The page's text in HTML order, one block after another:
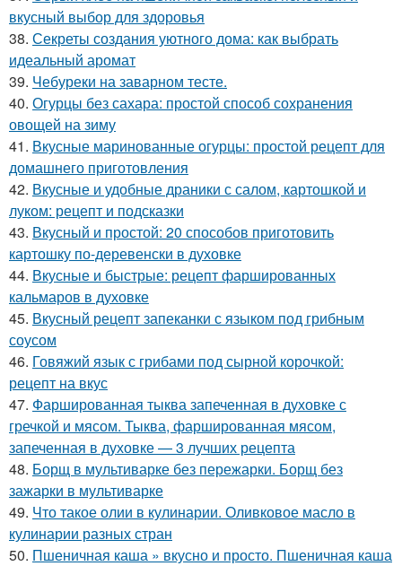
вкусный выбор для здоровья
38. Секреты создания уютного дома: как выбрать
идеальный аромат
39. Чебуреки на заварном тесте.
40. Огурцы без сахара: простой способ сохранения
овощей на зиму
41. Вкусные маринованные огурцы: простой рецепт для
домашнего приготовления
42. Вкусные и удобные драники с салом, картошкой и
луком: рецепт и подсказки
43. Вкусный и простой: 20 способов приготовить
картошку по-деревенски в духовке
44. Вкусные и быстрые: рецепт фаршированных
кальмаров в духовке
45. Вкусный рецепт запеканки с языком под грибным
соусом
46. Говяжий язык с грибами под сырной корочкой:
рецепт на вкус
47. Фаршированная тыква запеченная в духовке с
гречкой и мясом. Тыква, фаршированная мясом,
запеченная в духовке — 3 лучших рецепта
48. Борщ в мультиварке без пережарки. Борщ без
зажарки в мультиварке
49. Что такое олии в кулинарии. Оливковое масло в
кулинарии разных стран
50. Пшеничная каша » вкусно и просто. Пшеничная каша